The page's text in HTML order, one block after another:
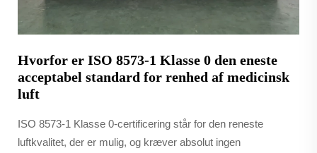
Hvorfor er ISO 8573-1 Klasse 0 den eneste
acceptabel standard for renhed af medicinsk
luft
ISO 8573-1 Klasse 0-certificering står for den reneste
luftkvalitet, der er mulig, og kræver absolut ingen